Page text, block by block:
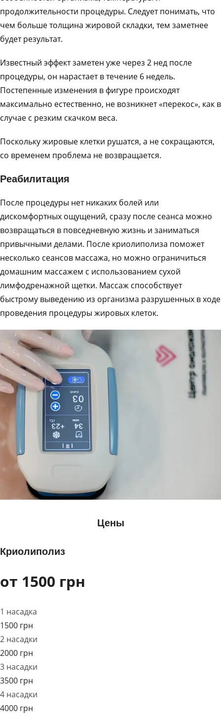
продолжительности процедуры. Следует понимать, что
чем больше толщина жировой складки, тем заметнее
будет результат.
Известный эффект заметен уже через 2 нед после
процедуры, он нарастает в течение 6 недель.
Постепенные изменения в фигуре происходят
максимально естественно, не возникнет «перекос», как в
случае с резким скачком веса.
Поскольку жировые клетки рушатся, а не сокращаются,
со временем проблема не возвращается.
Реабилитация
После процедуры нет никаких болей или
дискомфортных ощущений, сразу после сеанса можно
возвращаться в повседневную жизнь и заниматься
привычными делами. После криолиполиза поможет
несколько сеансов массажа, но можно ограничиться
домашним массажем с использованием сухой
лимфодренажной щетки. Массаж способствует
быстрому выведению из организма разрушенных в ходе
проведения процедуры жировых клеток.
Цены
Криолиполиз
от 1500 грн
1 насадка
1500 грн
2 насадки
2000 грн
3 насадки
3500 грн
4 насадки
4000 грн